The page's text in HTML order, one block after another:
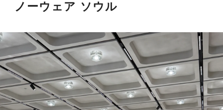
MAGAZINE
SPUR 2026 JULY
2026年9月号
2026-07-23発売
ノーウェア ソウル